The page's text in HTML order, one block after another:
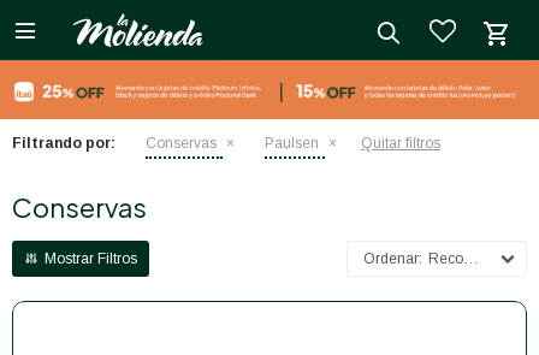

Filtrando por: Conservas Paulsen Quitar filtros
Conservas
Recomendados